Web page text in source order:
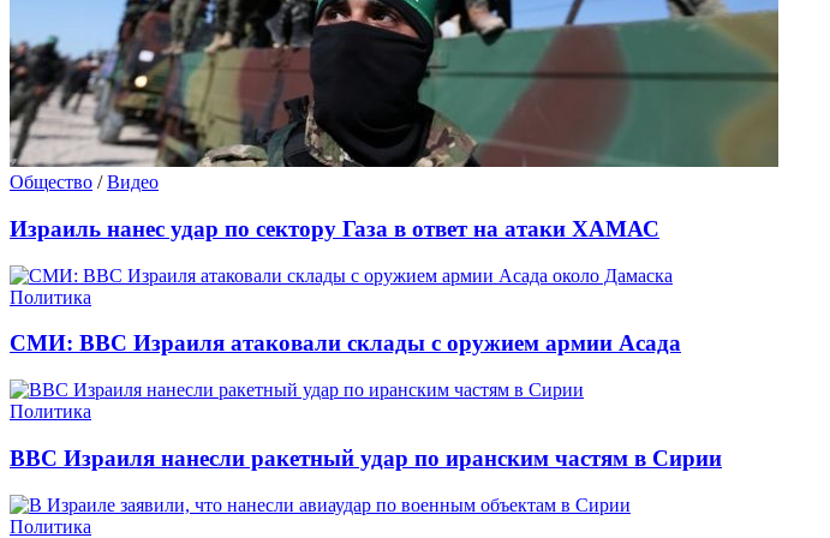
Общество /Видео
Израиль нанес удар по сектору Газа в ответ на атаки ХАМАС
Политика
СМИ: ВВС Израиля атаковали склады с оружием армии Асада
Политика
ВВС Израиля нанесли ракетный удар по иранским частям в Сирии
Политика